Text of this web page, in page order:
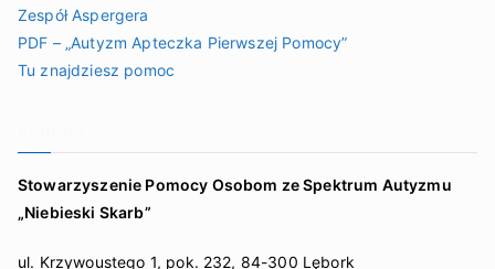
Zespół Aspergera
PDF – „Autyzm Apteczka Pierwszej Pomocy”
Tu znajdziesz pomoc
Stowarzyszenie Pomocy Osobom ze Spektrum Autyzmu
„Niebieski Skarb”
ul. Krzywoustego 1, pok. 232, 84-300 Lębork